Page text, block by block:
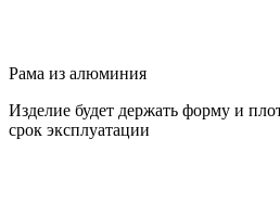
Рама из алюминия
Изделие будет держать форму и
срок эксплуатации